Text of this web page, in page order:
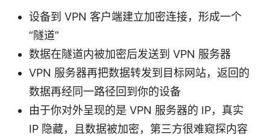
设备到 VPN 客户端建立加密连接，形成一个
“隧道”
数据在隧道内被加密后发送到 VPN 服务器
VPN 服务器再把数据转发到目标网站，返回的
数据再经同一路径回到你的设备
由于你对外呈现的是 VPN 服务器的 IP，真实
IP 隐藏，且数据被加密，第三方很难窥探内容